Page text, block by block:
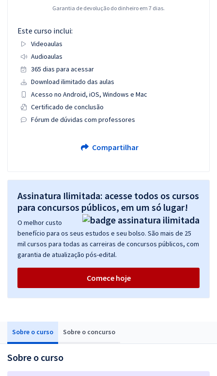
Sobre o curso Sobre o concurso
Sobre o curso
Garantia de devolução do dinheiro em 7 dias.
Este curso inclui:
Videoaulas
Audioaulas
365 dias para acessar
Download ilimitado das aulas
Acesso no Android, iOS, Windows e Mac
Certificado de conclusão
Fórum de dúvidas com professores
Compartilhar
Assinatura Ilimitada: acesse todos os cursos
para concursos públicos, em um só lugar!
O melhor custo
benefício para os seus estudos e seu bolso. São mais de 25
mil cursos para todas as carreiras de concursos públicos, com
garantia de atualização pós-edital.
Comece hoje